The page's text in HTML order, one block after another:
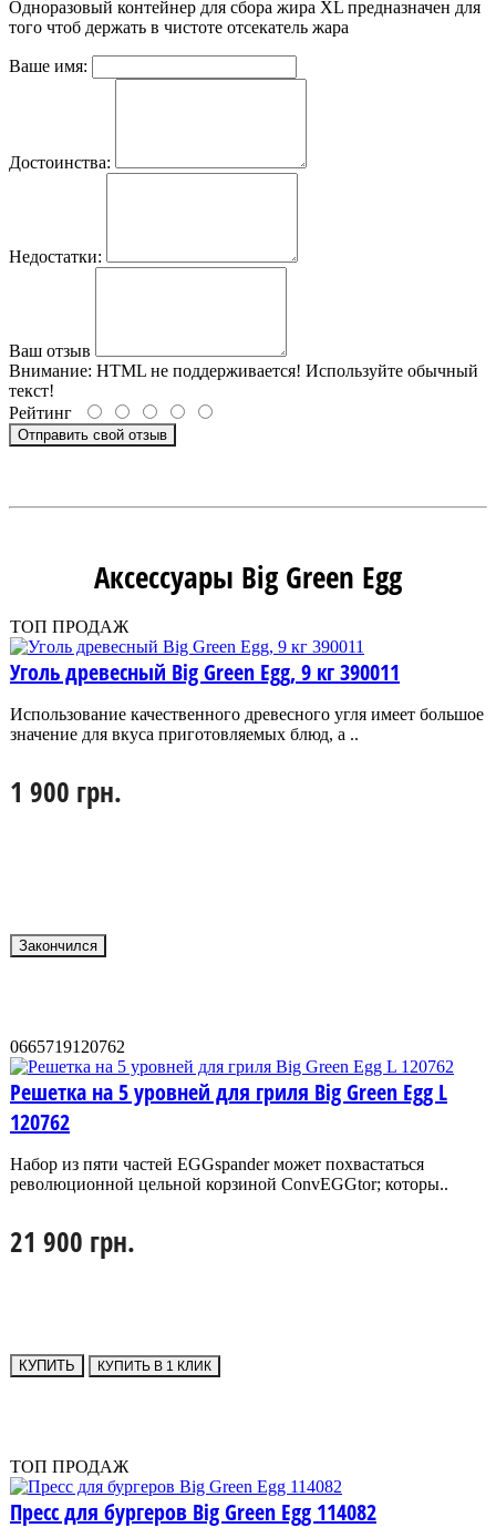
Одноразовый контейнер для сбора жира XL предназначен для
того чтоб держать в чистоте отсекатель жара
Ваше имя:
Достоинства:
Недостатки:
Ваш отзыв
Внимание: HTML не поддерживается! Используйте обычный
текст!
Рейтинг
Отправить свой отзыв
Аксессуары Big Green Egg
ТОП ПРОДАЖ
Уголь древесный Big Green Egg, 9 кг 390011
Использование качественного древесного угля имеет большое
значение для вкуса приготовляемых блюд, а ..
1 900 грн.
Закончился
0665719120762
Решетка на 5 уровней для гриля Big Green Egg L
120762
Набор из пяти частей EGGspander может похвастаться
революционной цельной корзиной ConvEGGtor; которы..
21 900 грн.
КУПИТЬ КУПИТЬ В 1 КЛИК
ТОП ПРОДАЖ
Пресс для бургеров Big Green Egg 114082